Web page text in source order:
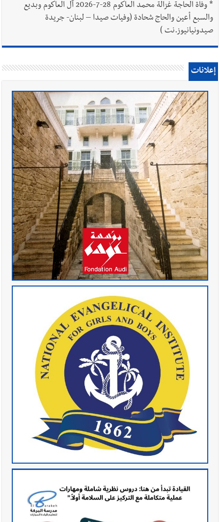
*
وفاة الحاجة غزالة محمد العاكوم 28-7-2026 آل العاكوم وبديع
والسبع أعين والحاج شحادة (وفيات صيدا – لبنان- جريدة
صيدونيانيوز.نت )
إعلانات